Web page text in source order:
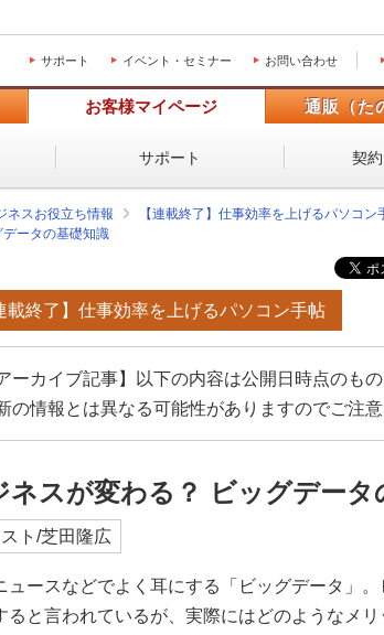
サポート イベント・セミナー お問い合わせ
お客様マイページ 通販（た
サポート 契
ネスお役立ち情報
【連載終了】仕事効率を上げるパソコン
ータの基礎知識
載終了】仕事効率を上げるパソコン手帖
アーカイブ記事】以下の内容は公開日時点のもの
の情報とは異なる可能性がありますのでご注意
ネスが変わる？ ビッグデータ
ト/芝田隆広
ュースなどでよく耳にする「ビッグデータ」
ると言われているが、実際にはどのようなメ